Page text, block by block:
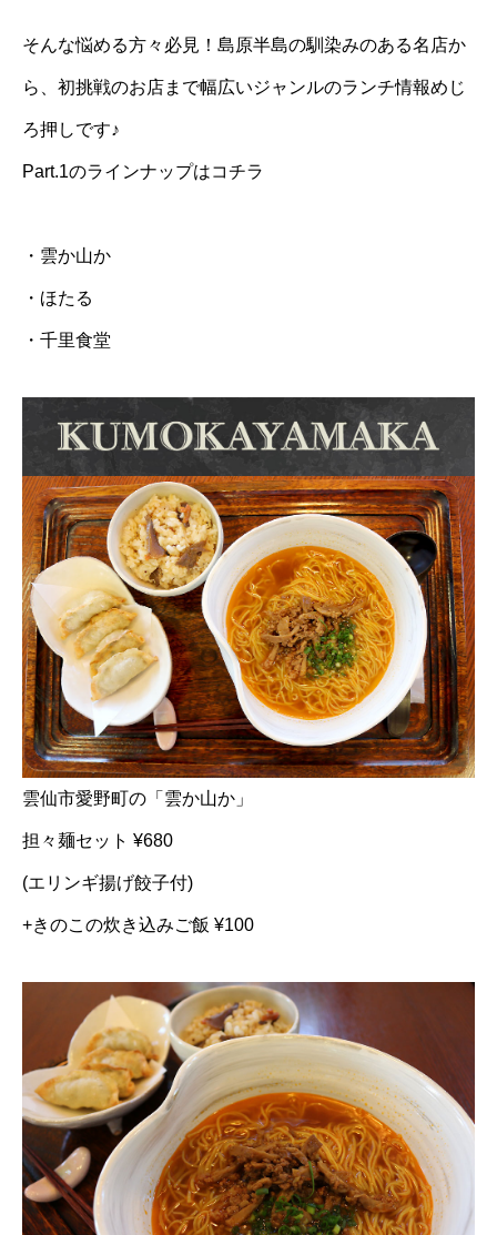
そんな悩める方々必見！島原半島の馴染みのある名店か
ら、初挑戦のお店まで幅広いジャンルのランチ情報めじ
ろ押しです♪
Part.1のラインナップはコチラ
・雲か山か
・ほたる
・千里食堂
雲仙市愛野町の「雲か山か」
担々麺セット ¥680
(エリンギ揚げ餃子付)
+きのこの炊き込みご飯 ¥100